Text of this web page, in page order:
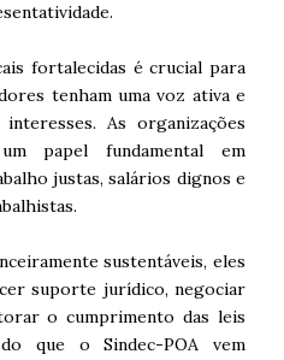
fortalecidas é crucial para
tenham uma voz ativa e
As organizações
papel fundamental em
justas, salários dignos e
sustentáveis, eles
suporte jurídico, negociar
o cumprimento das leis
que o Sindec-POA vem